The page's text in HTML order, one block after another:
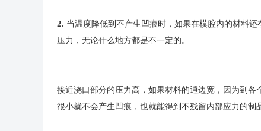
2. 当温度降低到不产生凹痕时，如果在模腔内的材料
压力，无论什么地方都是不一定的。
接近浇口部分的压力高，如果材料的通边宽，因为到
很小就不会产生凹痕，也就能得到不残留内部应力的制